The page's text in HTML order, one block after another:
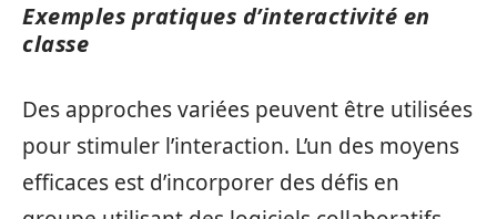
Exemples pratiques d’interactivité en
classe
Des approches variées peuvent être utilisées
pour stimuler l’interaction. L’un des moyens
efficaces est d’incorporer des défis en